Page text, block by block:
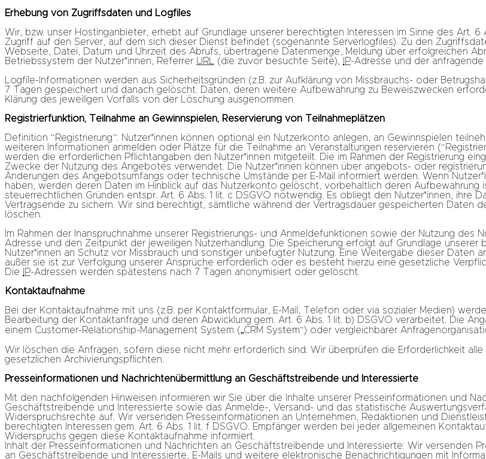
Erhebung von Zugriffsdaten und Logfiles
Wir, bzw. unser Hostinganbieter, erhebt auf Grundlage unserer berechtigten Interessen im Sinne des Art. 6
Zugriff auf den Server, auf dem sich dieser Dienst befindet (sogenannte Serverlogfiles). Zu den
Webseite, Datei, Datum und Uhrzeit des Abrufs, übertragene Datenmenge, Meldung über erfolgreichen
Betriebssystem der Nutzer*innen, Referrer URL (die zuvor besuchte Seite), IP-Adresse und der anfragende
Logfile-Informationen werden aus Sicherheitsgründen (z.B. zur Aufklärung von Missbrauchs- oder
7 Tagen gespeichert und danach gelöscht. Daten, deren weitere Aufbewahrung zu Beweiszwecken
Klärung des jeweiligen Vorfalls von der Löschung ausgenommen.
Registrierfunktion, Teilnahme an Gewinnspielen, Reservierung von Teilnahmeplätzen
Definition “Registrierung”: Nutzer*innen können optional ein Nutzerkonto anlegen, an Gewinnspielen
weiteren Informationen anmelden oder Plätze für die Teilnahme an Veranstaltungen reservieren
werden die erforderlichen Pflichtangaben den Nutzer*innen mitgeteilt. Die im Rahmen der Registrierung
Zwecke der Nutzung des Angebotes verwendet. Die Nutzer*innen können über angebots- oder
Änderungen des Angebotsumfangs oder technische Umstände per E-Mail informiert werden. Wenn
haben, werden deren Daten im Hinblick auf das Nutzerkonto gelöscht, vorbehaltlich deren Aufbewahrung
steuerrechtlichen Gründen entspr. Art. 6 Abs. 1 lit. c DSGVO notwendig. Es obliegt den Nutzer*innen, ihre
Vertragsende zu sichern. Wir sind berechtigt, sämtliche während der Vertragsdauer gespeicherten Daten
löschen.
Im Rahmen der Inanspruchnahme unserer Registrierungs- und Anmeldefunktionen sowie der Nutzung des
Adresse und den Zeitpunkt der jeweiligen Nutzerhandlung. Die Speicherung erfolgt auf Grundlage unserer
Nutzer*innen an Schutz vor Missbrauch und sonstiger unbefugter Nutzung. Eine Weitergabe dieser Daten
außer sie ist zur Verfolgung unserer Ansprüche erforderlich oder es besteht hierzu eine gesetzliche
Die
IP-Adressen werden spätestens nach 7 Tagen anonymisiert oder gelöscht.
Kontaktaufnahme
Bei der Kontaktaufnahme mit uns (z.B. per Kontaktformular, E-Mail, Telefon oder via sozialer Medien)
Bearbeitung der Kontaktanfrage und deren Abwicklung gem. Art. 6 Abs. 1 lit. b) DSGVO verarbeitet. Die
einem Customer-Relationship-Management System („CRM System“) oder vergleichbarer
Wir löschen die Anfragen, sofern diese nicht mehr erforderlich sind. Wir überprüfen die Erforderlichkeit
gesetzlichen Archivierungspflichten.
Presseinformationen und Nachrichtenübermittlung an Geschäftstreibende und Interessierte
Mit den nachfolgenden Hinweisen informieren wir Sie über die Inhalte unserer Presseinformationen und
Geschäftstreibende und Interessierte sowie das Anmelde-, Versand- und das statistische
Widerspruchsrechte auf. Wir versenden Presseinformationen an Unternehmen, Redaktionen und
berechtigten Interessen gem. Art. 6 Abs. 1 lit. f DSGVO. Empfänger werden bei jeder allgemeinen
Widerspruchs gegen diese Kontaktaufnahme informiert.
Inhalt der Presseinformationen und Nachrichten an Geschäftstreibende und Interessierte: Wir versenden
an Geschäftstreibende und Interessierte, E-Mails und weitere elektronische Benachrichtigungen mit